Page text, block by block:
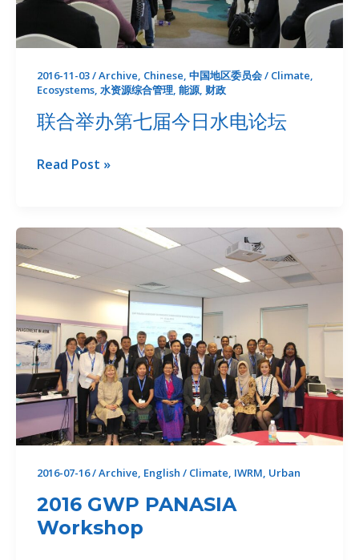
2016-11-03/Archive, Chinese, 中国地区委员会/ Climate,
Ecosystems, 水资源综合管理, 能源, 财政
联合举办第七届今日水电论坛
联
办
第
七
今
日
水
电
论
坛
Read Post »
2016-07-16/Archive, English / Climate, IWRM, Urban
2016 GWP PANASIA
Workshop